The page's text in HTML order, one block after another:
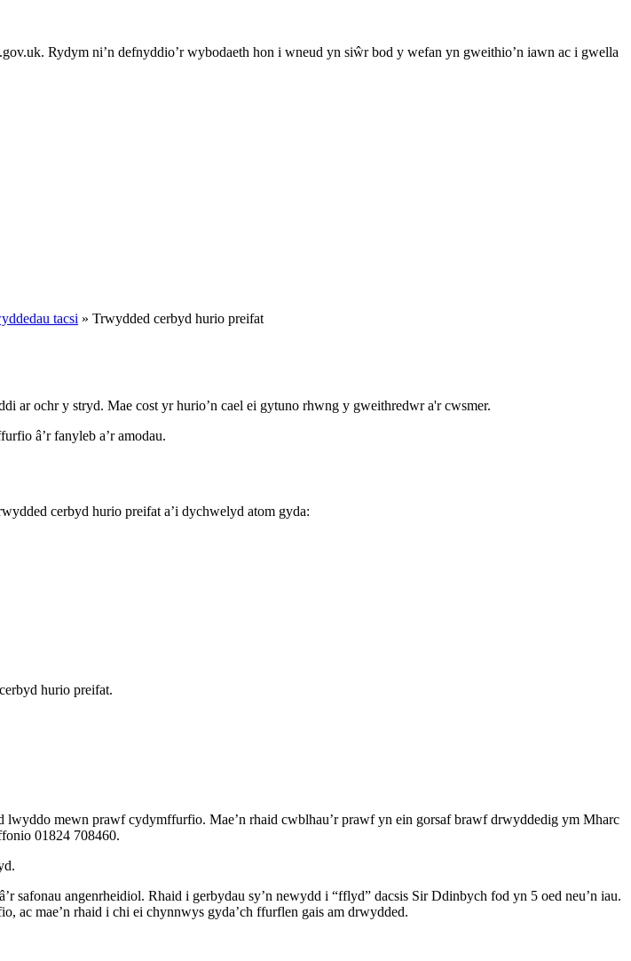
Rydym ni’n defnyddio’r wybodaeth hon i wneud yn siŵr bod y wefan yn gweithio’n iawn ac i gwella
tacsi » Trwydded cerbyd hurio preifat
ar ochr y stryd. Mae cost yr hurio’n cael ei gytuno rhwng y gweithredwr a'r cwsmer.
â’r fanyleb a’r amodau.
cerbyd hurio preifat a’i dychwelyd atom gyda:
hurio preifat.
mewn prawf cydymffurfio. Mae’n rhaid cwblhau’r prawf yn ein gorsaf brawf drwyddedig ym Mharc
01824 708460.
angenrheidiol. Rhaid i gerbydau sy’n newydd i “fflyd” dacsis Sir Ddinbych fod yn 5 oed neu’n iau.
mae’n rhaid i chi ei chynnwys gyda’ch ffurflen gais am drwydded.